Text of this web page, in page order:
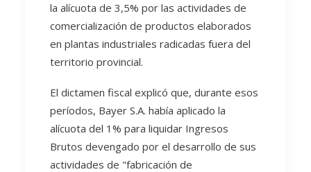
la alícuota de 3,5% por las actividades de
comercialización de productos elaborados
en plantas industriales radicadas fuera del
territorio provincial.
El dictamen fiscal explicó que, durante esos
períodos, Bayer S.A. había aplicado la
alícuota del 1% para liquidar Ingresos
Brutos devengado por el desarrollo de sus
actividades de "fabricación de